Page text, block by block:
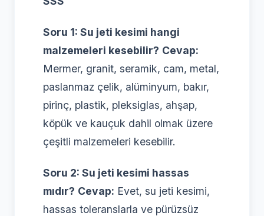
Soru 1: Su jeti kesimi hangi
malzemeleri kesebilir? Cevap:
Mermer, granit, seramik, cam, metal,
paslanmaz çelik, alüminyum, bakır,
pirinç, plastik, pleksiglas, ahşap,
köpük ve kauçuk dahil olmak üzere
çeşitli malzemeleri kesebilir.
Soru 2: Su jeti kesimi hassas
mıdır? Cevap: Evet, su jeti kesimi,
hassas toleranslarla ve pürüzsüz